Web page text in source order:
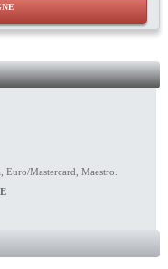
Euro/Mastercard, Maestro.